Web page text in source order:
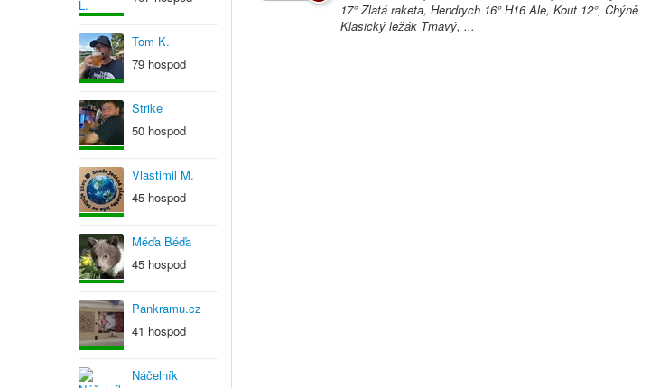
Tom K.
79 hospod
Strike
50 hospod
Vlastimil M.
45 hospod
Méďa Béďa
45 hospod
Pankramu.cz
41 hospod
Náčelník
17° Zlatá raketa, Hendrych 16° H16 Ale, Kout 12°, Chýně
Klasický ležák Tmavý, ...